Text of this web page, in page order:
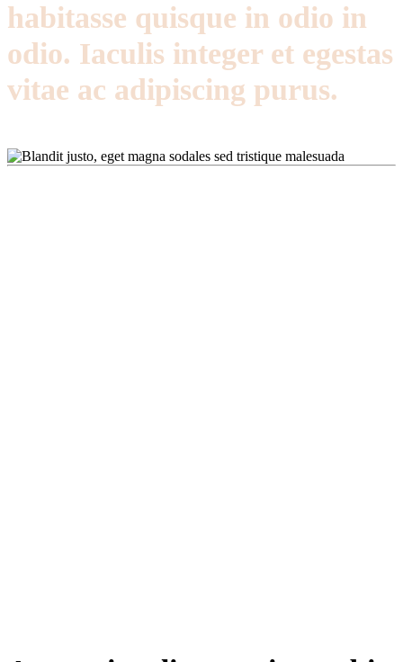
habitasse quisque in odio in
odio. Iaculis integer et egestas
vitae ac adipiscing purus.